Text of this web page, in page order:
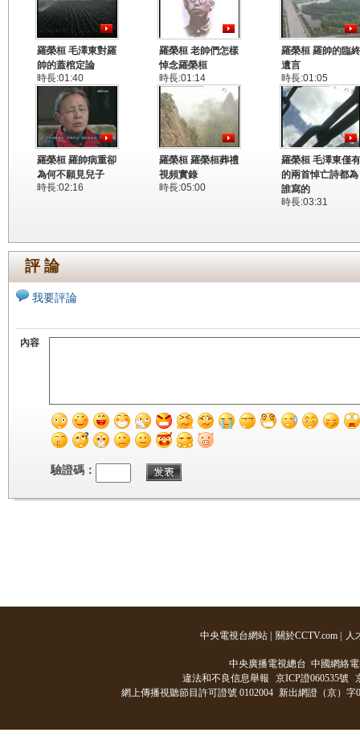
羅榮桓 毛澤東對羅
帥的蓋棺定論
時長:01:40
羅榮桓 老帥們怎樣
悼念羅榮桓
時長:01:14
羅榮桓 羅帥的臨終
遺言
時長:01:05
羅榮桓 羅帥病重卻
為何不願見兒子
時長:02:16
羅榮桓 羅榮桓葬禮
視頻實錄
時長:05:00
羅榮桓 毛澤東僅有
的兩首悼亡詩都為
誰寫的
時長:03:31
評 論
我要評論
內容
驗證碼：
中央電視台網站 關於CCTV.com 人
中央廣播電視總台 中國網絡
違法和不良信息舉報
京ICP證060535號
網上傳播視聽節目許可證號 0102004 新出網證（京）